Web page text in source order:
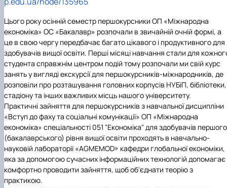
Сторінка аспіранта
Цього року осінній семестр першокурсники ОП «Міжнародна
економіка» ОС «Бакалавр» розпочали в звичайній очній формі, а
це в свою чергу передбачає багато цікавого і продуктивного для
здобувачів вищої освіти. Перші місяці навчання стали для
студента справжнім центром подій тому розпочали ми свій курс
занять у вигляді екскурсії для першокурсників-міжнародників, де
розповіли про розташування головних корпусів НУБіП, бібліотеки,
стадіону та інших важливих місць нашого університету.
Практичні зайняття для першокурсників з навчальної дисципліни
«Вступ до фаху та соціальні комунікації» ОП «Міжнародна
економіка» спеціальності 051 "Економіка" для здобувачів першого
(бакалаврського) рівня вищої освіти проходять в навчально-
науковій лабораторії«AGMEMOD» кафедри глобальної економіки,
яка за допомогою сучасних інформаційних технологій допомагає
комфортно проводити зайняття, щоб об'єднати теорію з
практикою.